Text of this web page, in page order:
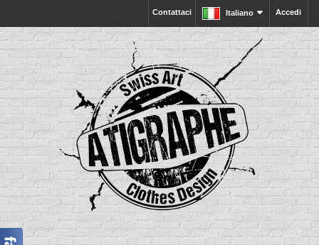
Accedi
Italiano
Contattaci